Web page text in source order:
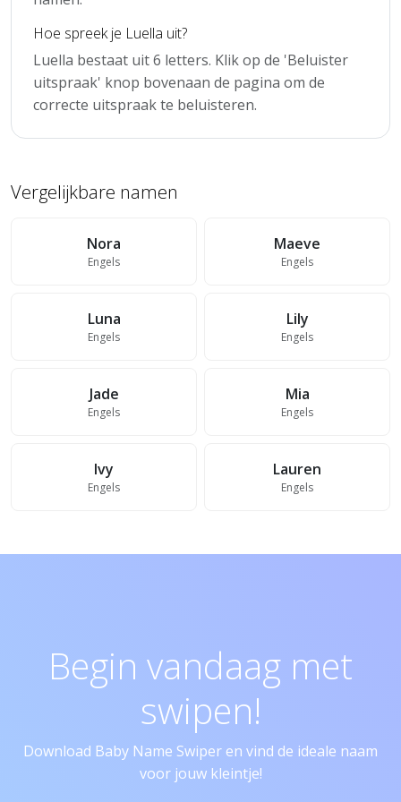
Hoe spreek je Luella uit?
Luella bestaat uit 6 letters. Klik op de 'Beluister
uitspraak' knop bovenaan de pagina om de
correcte uitspraak te beluisteren.
Vergelijkbare namen
Nora
Engels
Maeve
Engels
Luna
Engels
Lily
Engels
Jade
Engels
Mia
Engels
Ivy
Engels
Lauren
Engels
Begin vandaag met
swipen!
Download Baby Name Swiper en vind de ideale naam
voor jouw kleintje!